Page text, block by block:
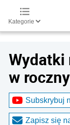
Kategorie
Wydatki
w
Subskrybuj
Zapisz się